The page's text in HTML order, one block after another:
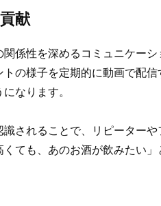
献
係性を深めるコミュニケーシ
の様子を定期的に動画で配
なります。
されることで、リピーター
ても、あのお酒が飲みたい